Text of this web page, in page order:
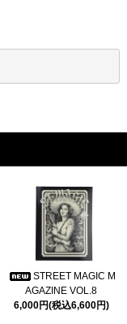
STREET MAGIC M
AGAZINE VOL.8
6,000円(税込6,600円)